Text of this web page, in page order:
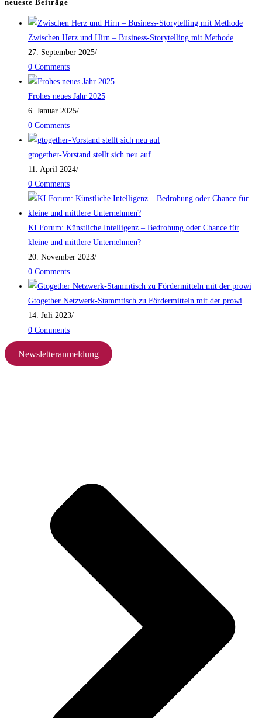
neueste Beiträge
Zwischen Herz und Hirn – Business-Storytelling mit Methode
27. September 2025/
0 Comments
Frohes neues Jahr 2025
6. Januar 2025/
0 Comments
gtogether-Vorstand stellt sich neu auf
11. April 2024/
0 Comments
KI Forum: Künstliche Intelligenz – Bedrohung oder Chance für
kleine und mittlere Unternehmen?
20. November 2023/
0 Comments
Gtogether Netzwerk-Stammtisch zu Fördermitteln mit der prowi
14. Juli 2023/
0 Comments
Newsletteranmeldung